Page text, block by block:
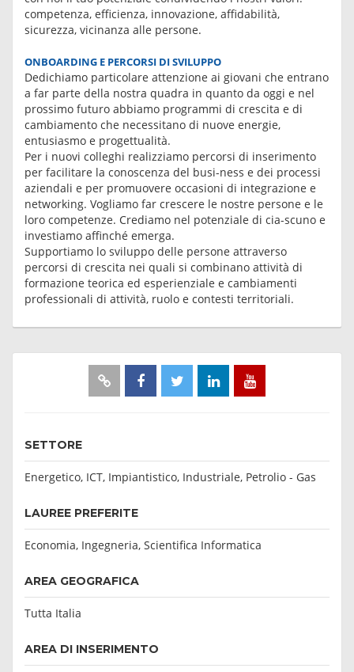
competenza, efficienza, innovazione, affidabilità,
sicurezza, vicinanza alle persone.
ONBOARDING E PERCORSI DI SVILUPPO
Dedichiamo particolare attenzione ai giovani che entrano
a far parte della nostra quadra in quanto da oggi e nel
prossimo futuro abbiamo programmi di crescita e di
cambiamento che necessitano di nuove energie,
entusiasmo e progettualità.
Per i nuovi colleghi realizziamo percorsi di inserimento
per facilitare la conoscenza del busi-ness e dei processi
aziendali e per promuovere occasioni di integrazione e
networking. Vogliamo far crescere le nostre persone e le
loro competenze. Crediamo nel potenziale di cia-scuno e
investiamo affinché emerga.
Supportiamo lo sviluppo delle persone attraverso
percorsi di crescita nei quali si combinano attività di
formazione teorica ed esperienziale e cambiamenti
professionali di attività, ruolo e contesti territoriali.
SETTORE
Energetico, ICT, Impiantistico, Industriale, Petrolio - Gas
LAUREE PREFERITE
Economia, Ingegneria, Scientifica Informatica
AREA GEOGRAFICA
Tutta Italia
AREA DI INSERIMENTO